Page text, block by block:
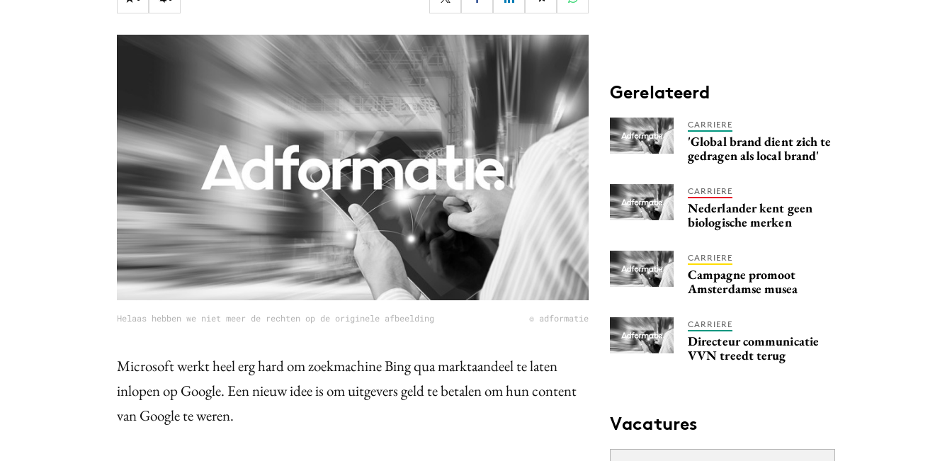
Influencer marketing
Interne communicatie
Martech
Reputatie & crisis
Helaas hebben we niet meer de rechten op de originele afbeelding © adformatie
Microsoft werkt heel erg hard om zoekmachine Bing qua marktaandeel te laten
inlopen op Google. Een nieuw idee is om uitgevers geld te betalen om hun content
van Google te weren.
Gerelateerd
CARRIERE
'Global brand dient zich te
gedragen als local brand'
CARRIERE
Nederlander kent geen
biologische merken
CARRIERE
Campagne promoot
Amsterdamse musea
CARRIERE
Directeur communicatie
VVN treedt terug
Vacatures